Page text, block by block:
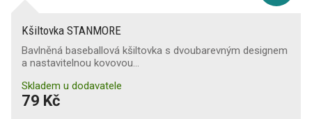
Kšiltovka STANMORE
Bavlněná baseballová kšiltovka s dvoubarevným designem
a nastavitelnou kovovou…
Skladem u dodavatele
79 Kč